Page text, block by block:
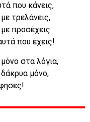
που κάνεις,
τρελάνεις,
προσέχεις
που έχεις!
στα λόγια,
μόνο,